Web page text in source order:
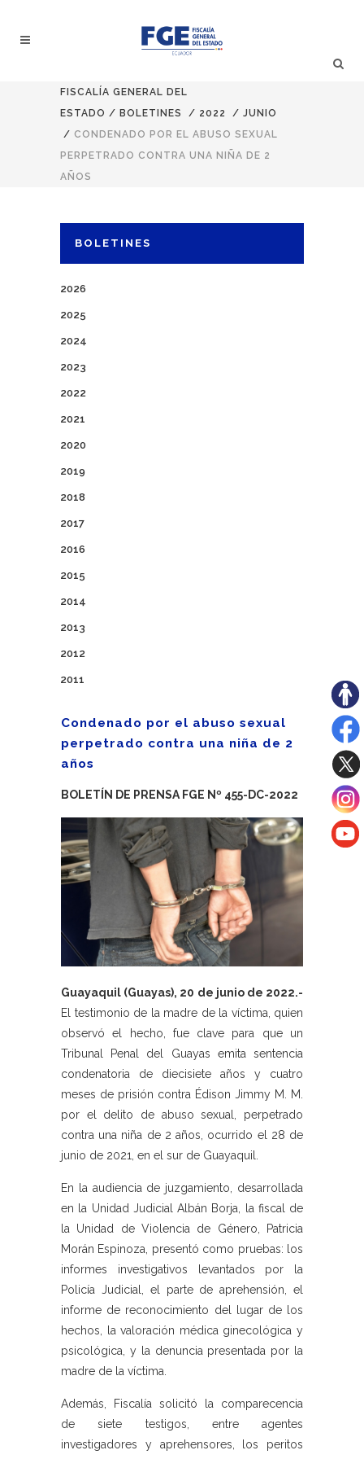
FISCALÍA GENERAL DEL
ESTADO / BOLETINES / 2022 / JUNIO
/ CONDENADO POR EL ABUSO SEXUAL
PERPETRADO CONTRA UNA NIÑA DE 2
AÑOS
BOLETINES
2026
2025
2024
2023
2022
2021
2020
2019
2018
2017
2016
2015
2014
2013
2012
2011
Condenado por el abuso sexual
perpetrado contra una niña de 2
años
BOLETÍN DE PRENSA FGE Nº 455-DC-2022
Guayaquil (Guayas), 20 de junio de 2022.-
El testimonio de la madre de la víctima, quien
observó el hecho, fue clave para que un
Tribunal Penal del Guayas emita sentencia
condenatoria de diecisiete años y cuatro
meses de prisión contra Édison Jimmy M. M.
por el delito de abuso sexual, perpetrado
contra una niña de 2 años, ocurrido el 28 de
junio de 2021, en el sur de Guayaquil.
En la audiencia de juzgamiento, desarrollada
en la Unidad Judicial Albán Borja, la fiscal de
la Unidad de Violencia de Género, Patricia
Morán Espinoza, presentó como pruebas: los
informes investigativos levantados por la
Policía Judicial, el parte de aprehensión, el
informe de reconocimiento del lugar de los
hechos, la valoración médica ginecológica y
psicológica, y la denuncia presentada por la
madre de la víctima.
Además, Fiscalía solicitó la comparecencia
de siete testigos, entre agentes
investigadores y aprehensores, los peritos